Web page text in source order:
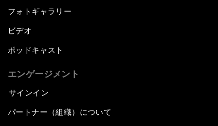
フォトギャラリー
ビデオ
ポッドキャスト
エンゲージメント
サインイン
パートナー（組織）について